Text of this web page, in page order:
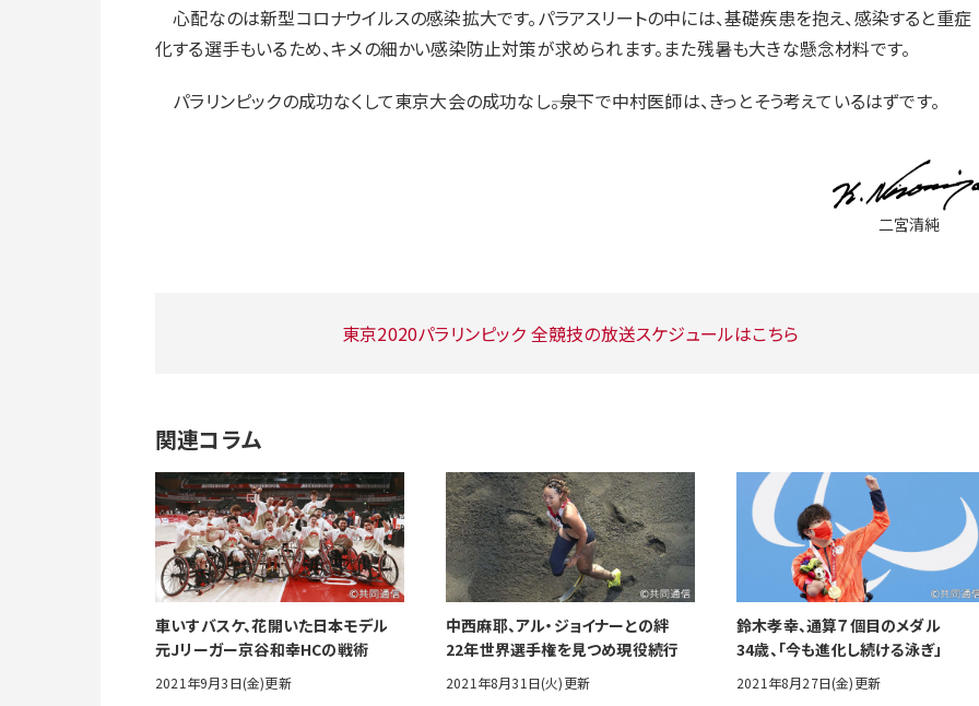
心配なのは新型コロナウイルスの感染拡大です。パラアスリートの中には、基礎疾患を抱え、感染すると重症
化する選手もいるため、キメの細かい感染防止対策が求められます。また残暑も大きな懸念材料です。
パラリンピックの成功なくして東京大会の成功なし――。泉下で中村医師は、きっとそう考えているはずです。
二宮清純
東京2020パラリンピック 全競技の放送スケジュールはこちら
関連コラム
車いすバスケ、花開いた日本モデル
元Jリーガー京谷和幸HCの戦術
2021年9月3日(金)更新
中西麻耶、アル・ジョイナーとの絆
22年世界選手権を見つめ現役続行
2021年8月31日(火)更新
鈴木孝幸、通算７個目のメダル
34歳、「今も進化し続ける泳ぎ」
2021年8月27日(金)更新